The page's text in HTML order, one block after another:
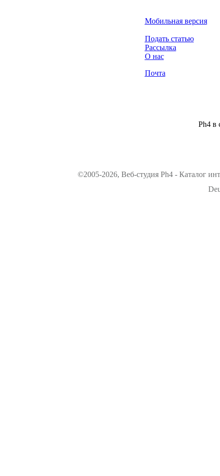
Мобильная версия
Подать статью
Рассылка
О нас
Почта
Ph4 в
©2005-2026, Веб-студия Ph4 - Каталог